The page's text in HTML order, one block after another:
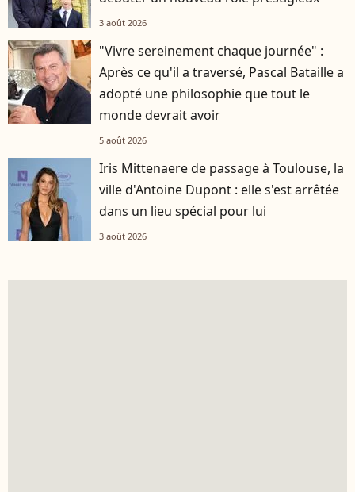
3 août 2026
"Vivre sereinement chaque journée" :
Après ce qu'il a traversé, Pascal Bataille a
adopté une philosophie que tout le
monde devrait avoir
5 août 2026
Iris Mittenaere de passage à Toulouse, la
ville d'Antoine Dupont : elle s'est arrêtée
dans un lieu spécial pour lui
3 août 2026